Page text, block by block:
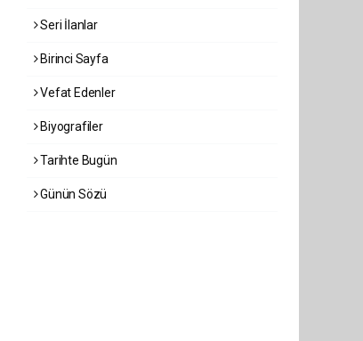
Seri İlanlar
Birinci Sayfa
Vefat Edenler
Biyografiler
Tarihte Bugün
Günün Sözü